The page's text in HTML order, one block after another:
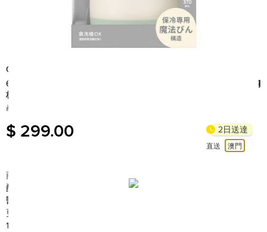
Combi
6m+ Lakumug Stainless Straw Large 370ml R (SB) 大容量 316不鏽鋼
杯(淺薄荷綠)
產地: 中國/日本
$ 299.00 2日送達
直送 澳門
商品簡介:
配有獨特吸管設計,讓幼兒學習自行用吸管飲水,享受飲水樂趣.316
醫療級不鏽鋼,比304不鏽鋼多含有鉬（Mo）元素,所以更耐腐蝕、
更堅固。大容量設計,方便任何地方使用。
100%日本製。不含BPA。符合EN 14350最新法規。